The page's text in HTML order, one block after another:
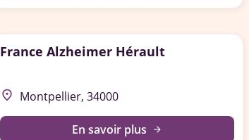
France Alzheimer Hérault
place Montpellier, 34000
En savoir plus arrow_forward